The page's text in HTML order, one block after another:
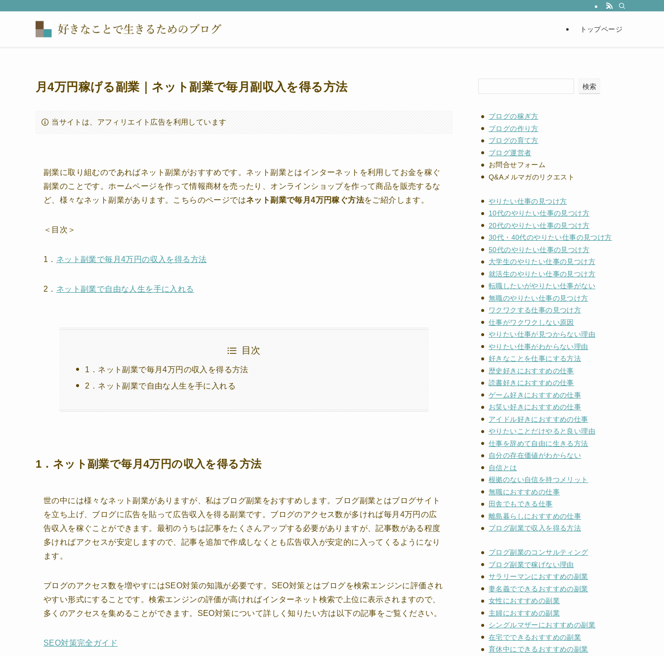
トップページ
月4万円稼げる副業｜ネット副業で毎月副収入を得る方法
当サイトは、アフィリエイト広告を利用しています
副業に取り組むのであればネット副業がおすすめです。ネット副業とはインターネットを利用してお金を稼ぐ
副業のことです。ホームページを作って情報商材を売ったり、オンラインショップを作って商品を販売するな
ど、様々なネット副業があります。こちらのページではネット副業で毎月4万円稼ぐ方法をご紹介します。
＜目次＞
1． ネット副業で毎月4万円の収入を得る方法
2． ネット副業で自由な人生を手に入れる
目次
1．ネット副業で毎月4万円の収入を得る方法
2．ネット副業で自由な人生を手に入れる
1．ネット副業で毎月4万円の収入を得る方法
世の中には様々なネット副業がありますが、私はブログ副業をおすすめします。ブログ副業とはブログサイト
を立ち上げ、ブログに広告を貼って広告収入を得る副業です。ブログのアクセス数が多ければ毎月4万円の広
告収入を稼ぐことができます。最初のうちは記事をたくさんアップする必要がありますが、記事数がある程度
多ければアクセスが安定しますので、記事を追加で作成しなくとも広告収入が安定的に入ってくるようになり
ます。
ブログのアクセス数を増やすにはSEO対策の知識が必要です。SEO対策とはブログを検索エンジンに評価され
やすい形式にすることです。検索エンジンの評価が高ければインターネット検索で上位に表示されますので、
多くのアクセスを集めることができます。SEO対策について詳しく知りたい方は以下の記事をご覧ください。
SEO対策完全ガイド
検索
ブログの稼ぎ方
ブログの作り方
ブログの育て方
ブログ運営者
お問合せフォーム
Q&Aメルマガのリクエスト
やりたい仕事の見つけ方
10代のやりたい仕事の見つけ方
20代のやりたい仕事の見つけ方
30代・40代のやりたい仕事の見つけ方
50代のやりたい仕事の見つけ方
大学生のやりたい仕事の見つけ方
就活生のやりたい仕事の見つけ方
転職したいがやりたい仕事がない
無職のやりたい仕事の見つけ方
ワクワクする仕事の見つけ方
仕事がワクワクしない原因
やりたい仕事が見つからない理由
やりたい仕事がわからない理由
好きなことを仕事にする方法
歴史好きにおすすめの仕事
読書好きにおすすめの仕事
ゲーム好きにおすすめの仕事
お笑い好きにおすすめの仕事
アイドル好きにおすすめの仕事
やりたいことだけやると良い理由
仕事を辞めて自由に生きる方法
自分の存在価値がわからない
自信とは
根拠のない自信を持つメリット
無職におすすめの仕事
田舎でもできる仕事
離島暮らしにおすすめの仕事
ブログ副業で収入を得る方法
ブログ副業のコンサルティング
ブログ副業で稼げない理由
サラリーマンにおすすめの副業
妻名義でできるおすすめの副業
女性におすすめの副業
主婦におすすめの副業
シングルマザーにおすすめの副業
在宅でできるおすすめの副業
育休中にできるおすすめの副業